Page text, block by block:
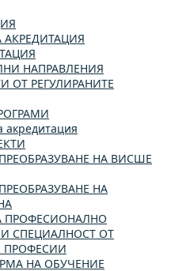
НАПРАВЛЕНИЯ
ОТ РЕГУЛИРАНИТЕ
акредитация
НА ВИСШЕ
НА
ПРОФЕСИОНАЛНО
СПЕЦИАЛНОСТ ОТ
ПРОФЕСИИ
НА ОБУЧЕНИЕ